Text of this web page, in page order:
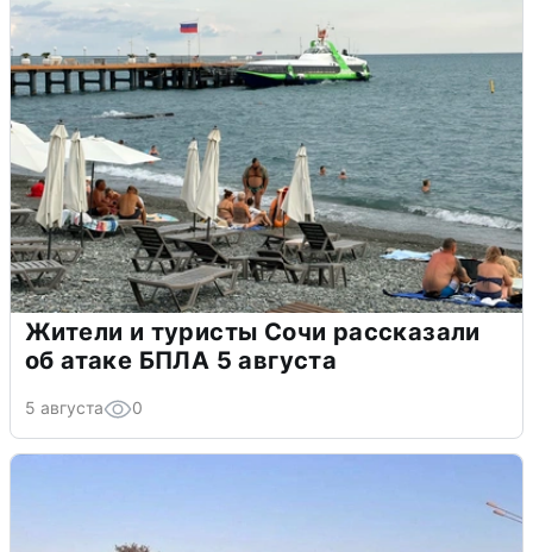
Жители и туристы Сочи рассказали
об атаке БПЛА 5 августа
5 августа 0